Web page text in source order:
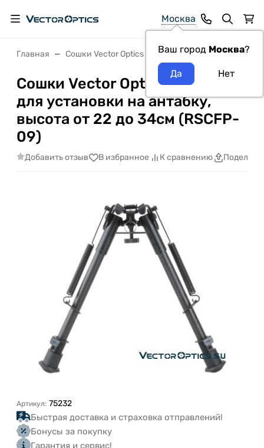
Москва
Ваш город Москва?
Главная Сошки Vector Optics Сошки Vector Optics 9-
Сошки Vector Optics 9-13.5”
для установки на антабку,
высота от 22 до 34см (RSCFP-
09)
Добавить отзыв В избранное К сравнению
Артикул: 75232
Быстрая доставка и страховка отправлений!
Бонусы за покупку
Гарантия и сервис!